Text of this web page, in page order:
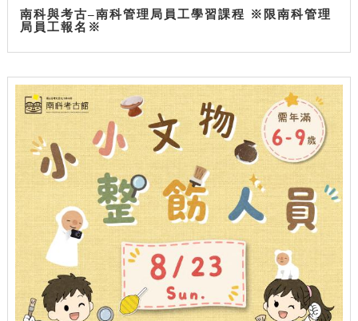
南科與考古–南科管理局員工學習課程 ※限南科管理
局員工報名※